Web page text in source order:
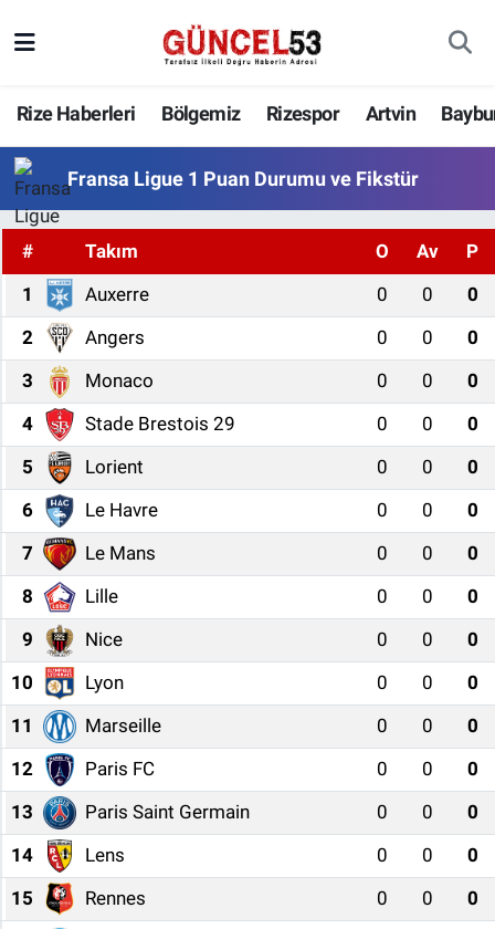
Rize Haberleri Bölgemiz Rizespor Artvin
Fransa Ligue 1 Puan Durumu ve Fikstür
# Takım O Av
P
1
Auxerre 0 0
0
2
Angers 0 0
0
3
Monaco 0 0
0
4
Stade Brestois 29 0 0
0
5
Lorient 0 0
0
6
Le Havre 0 0
0
7
Le Mans 0 0
0
8
Lille 0 0
0
9
Nice 0 0
0
10
Lyon 0 0
0
11
Marseille 0 0
0
12
Paris FC 0 0
0
13
Paris Saint Germain 0 0
0
14
Lens 0 0
0
15
Rennes 0 0
0